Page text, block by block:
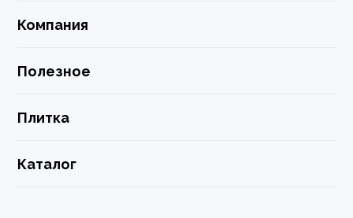
Компания
Полезное
Плитка
Каталог